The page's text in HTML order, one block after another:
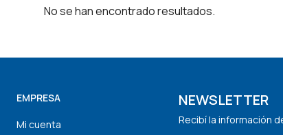
No se han encontrado resultados.
EMPRESA
Mi cuenta
NEWSLETTER
Recibí la información